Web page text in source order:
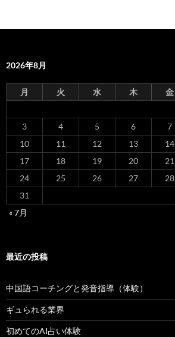
2026年8月
月 火 水 木 金
3
4 5 6 7
10
11 12 13 14
17
18 19 20 21
24
25 26 27 28
31
« 7月
最近の投稿
中国語コーチングと発音指導（体験）
ギュられる業界
初めてのAI占い体験